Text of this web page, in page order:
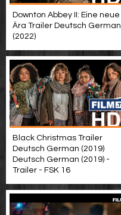
Downton Abbey II: Eine neue
Ära Trailer Deutsch German
(2022)
Black Christmas Trailer
Deutsch German (2019)
Deutsch German (2019) -
Trailer - FSK 16